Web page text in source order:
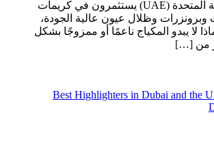
الإمارات العربية المتحدة (UAE) يستثمرون في كريمات
وظلال عيون عالية الجودة،
لا يبدو المكياج ناعمًا أو ممزوجًا بشكل
من […]